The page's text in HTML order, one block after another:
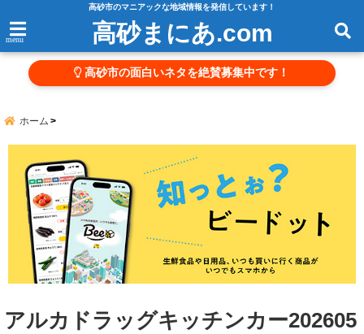
高砂市のマニアックな地域情報を発信しています！
menu 高砂まにあ.com
高砂市の面白いネタを絶賛募集中です！
ホーム
アルカドラッグキッチンカー202605